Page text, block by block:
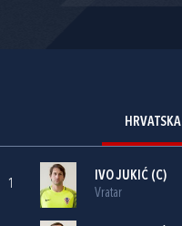
HRVATSKA
1
IVO JUKIĆ (C)
Vratar